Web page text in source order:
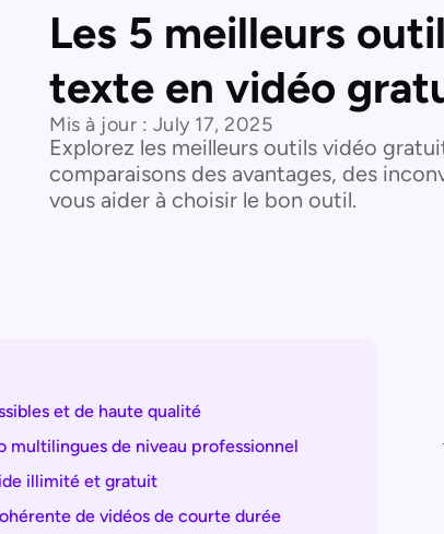
Les 5 meilleurs
texte en vidéo
Mis à jour : July 17, 2025
Explorez les meilleurs outils vidéo
comparaisons des avantages, des
vous aider à choisir le bon outil.
et de haute qualité
multilingues de niveau professionnel
illimité et gratuit
de vidéos de courte durée